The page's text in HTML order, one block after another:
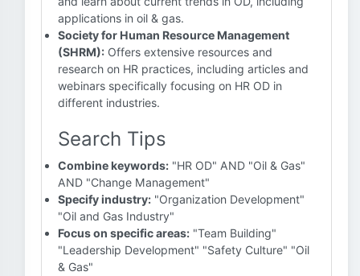
applications in oil & gas.
Society for Human Resource Management
(SHRM): Offers extensive resources and
research on HR practices, including articles and
webinars specifically focusing on HR OD in
different industries.
Search Tips
Combine keywords: "HR OD" AND "Oil & Gas"
AND "Change Management"
Specify industry: "Organization Development"
"Oil and Gas Industry"
Focus on specific areas: "Team Building"
"Leadership Development" "Safety Culture" "Oil
& Gas"